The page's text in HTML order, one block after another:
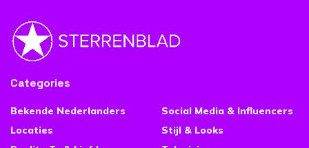
Categories
Bekende Nederlanders
Locaties
Social Media & Influencers
Stijl & Looks